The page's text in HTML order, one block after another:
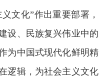
文化”作出重要部署，
设、民族复兴伟业中的
为中国式现代化鲜明精
逻辑，为社会主义文化